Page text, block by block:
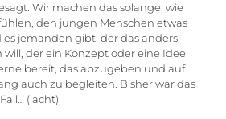
Wir machen das solange, wie
den jungen Menschen etwas
jemanden gibt, der das anders
der ein Konzept oder eine Idee
bereit, das abzugeben und auf
auch zu begleiten. Bisher war das
(lacht)